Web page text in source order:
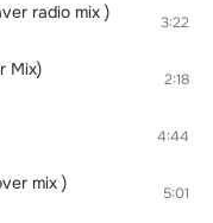
radio mix ) 3:22
Mix) 2:18
4:44
mix ) 5:01